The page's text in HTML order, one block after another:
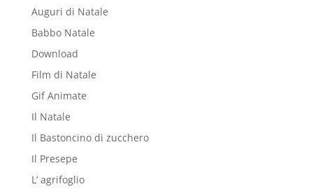
Auguri di Natale
Babbo Natale
Download
Film di Natale
Gif Animate
Il Natale
Il Bastoncino di zucchero
Il Presepe
L’ agrifoglio